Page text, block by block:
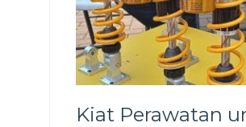
Kiat Perawatan